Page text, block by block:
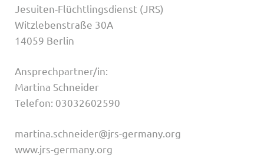
Jesuiten-Flüchtlingsdienst (JRS)
Witzlebenstraße 30A
14059 Berlin
Ansprechpartner/in:
Martina Schneider
Telefon: 03032602590
martina.schneider@jrs-germany.org
www.jrs-germany.org